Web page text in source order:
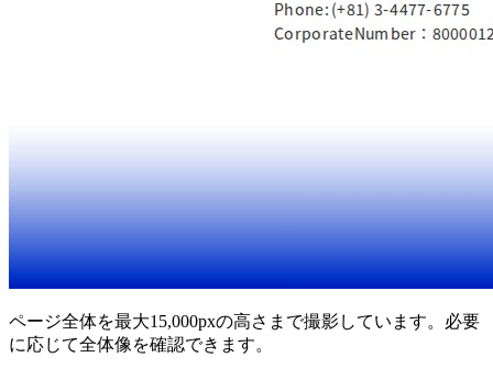
ページ全体を最大15,000pxの高さまで撮影しています。必要
に応じて全体像を確認できます。